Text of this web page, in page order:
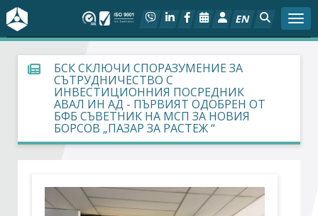
EN
За БСК
На фокус
Актуално
Дейности
БСК СКЛЮЧИ СПОРАЗУМЕНИЕ ЗА
СЪТРУДНИЧЕСТВО С
ИНВЕСТИЦИОННИЯ ПОСРЕДНИК
АВАЛ ИН АД - ПЪРВИЯТ ОДОБРЕН ОТ
БФБ СЪВЕТНИК НА МСП ЗА НОВИЯ
БОРСОВ „ПАЗАР ЗА РАСТЕЖ “